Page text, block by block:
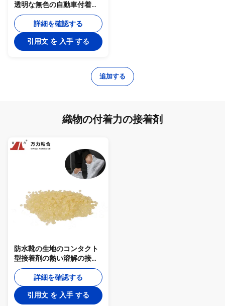
透明な無色の自動車付着力
の接着剤の騒音の絶縁材
詳細を確認する
引用文 を 入手 する
追加する
織物の付着力の接着剤
防水靴の生地のコンタクト
型接着剤の熱い溶解の接着
剤EVA-PP-5AC
詳細を確認する
引用文 を 入手 する